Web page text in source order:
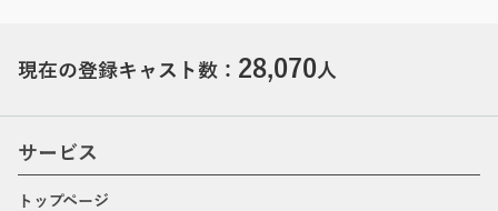
現在の登録キャスト数： 28,070人
サービス
トップページ